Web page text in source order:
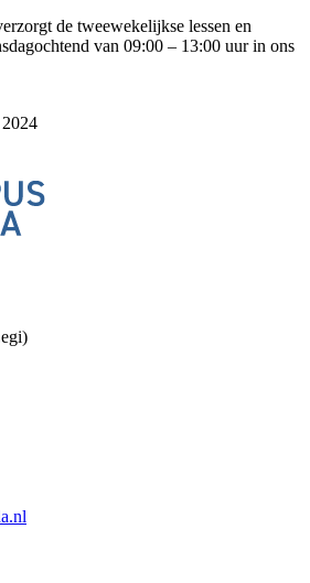
de tweewekelijkse lessen en
van 09:00 – 13:00 uur in ons